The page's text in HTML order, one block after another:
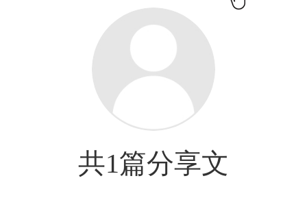
共1篇分享文